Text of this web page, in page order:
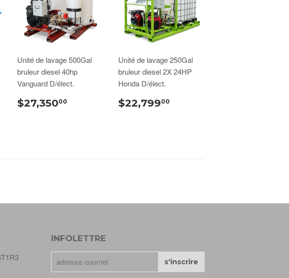
Unité de lavage 500Gal
bruleur diesel 40hp
Vanguard D/élect.
$27,35000
Unité de lavage 250Gal
bruleur diesel 2X 24HP
Honda D/élect.
$22,79900
INFOLETTRE